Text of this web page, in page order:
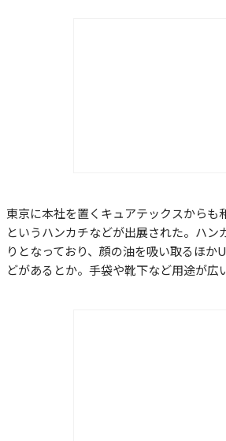
東京に本社を置くキュアテックスからも
というハンカチなどが出展された。ハン
りとなっており、顔の油を吸い取るほか
どがあるとか。手袋や靴下など用途が広